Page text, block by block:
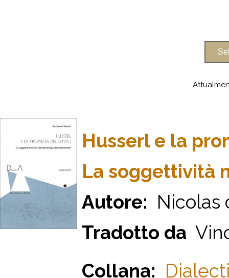
Husserl e la
La soggettività
Autore: Nicolas
Tradotto da
Collana: